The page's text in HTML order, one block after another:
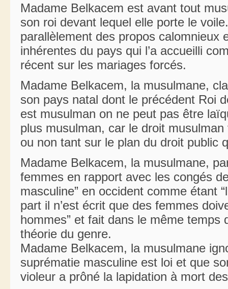
Madame Belkacem est avant tout
son roi devant lequel elle porte le
parallèlement des propos calomnieux
inhérentes du pays qui l’a accueilli
récent sur les mariages forcés.
Madame Belkacem, la musulmane,
son pays natal dont le précédent Roi
est musulman on ne peut pas être
plus musulman, car le droit
ou non tant sur le plan du droit public
Madame Belkacem, la musulmane,
femmes en rapport avec les congés
masculine” en occident comme étant
part il n’est écrit que des femmes
hommes” et fait dans le même temps
théorie du genre.
Madame Belkacem, la musulmane
suprématie masculine est loi et que
violeur a prôné la lapidation à mort